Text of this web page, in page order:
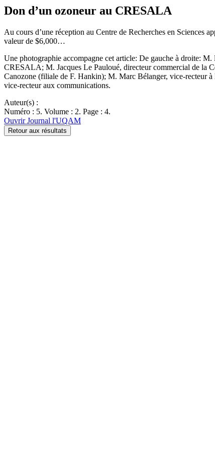
Don d’un ozoneur au CRESALA
Au cours d’une réception au Centre de Recherches en
valeur de $6,000…
Une photographie accompagne cet article: De gauche à droite:
CRESALA; M. Jacques Le Pauloué, directeur commercial de la
Canozone (filiale de F. Hankin); M. Marc Bélanger, vice-recteur
vice-recteur aux communications.
Auteur(s) :
Numéro : 5. Volume : 2. Page : 4.
Ouvrir Journal l'UQAM
Retour aux résultats